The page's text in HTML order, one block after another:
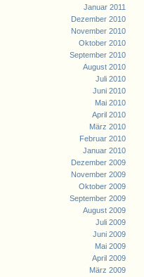
Januar 2011
Dezember 2010
November 2010
Oktober 2010
September 2010
August 2010
Juli 2010
Juni 2010
Mai 2010
April 2010
März 2010
Februar 2010
Januar 2010
Dezember 2009
November 2009
Oktober 2009
September 2009
August 2009
Juli 2009
Juni 2009
Mai 2009
April 2009
März 2009